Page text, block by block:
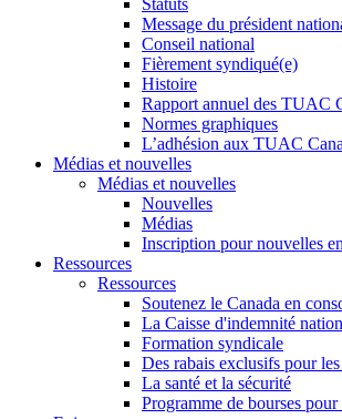
Statuts
Message du président
Conseil national
Fièrement syndiqué(e)
Histoire
Rapport annuel des TUAC
Normes graphiques
L’adhésion aux TUAC
Médias et nouvelles
Médias et nouvelles
Nouvelles
Médias
Inscription pour nouvelles
Ressources
Ressources
Soutenez le Canada en
La Caisse d'indemnité
Formation syndicale
Des rabais exclusifs pour
La santé et la sécurité
Programme de bourses